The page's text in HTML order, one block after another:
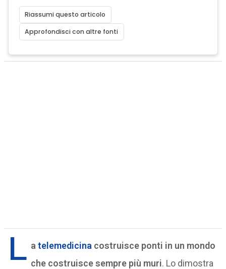
Riassumi questo articolo
Approfondisci con altre fonti
L a telemedicina costruisce ponti in un mondo
che costruisce sempre più muri. Lo dimostra